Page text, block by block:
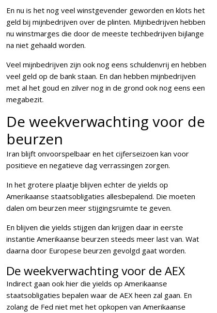
En nu is het nog veel winstgevender geworden en klots het
geld bij mijnbedrijven over de plinten. Mijnbedrijven hebben
nu winstmarges die door de meeste techbedrijven bijlange
na niet gehaald worden.
Veel mijnbedrijven zijn ook nog eens schuldenvrij en hebben
veel geld op de bank staan. En dan hebben mijnbedrijven
met al het goud en zilver nog in de grond ook nog eens een
megabezit.
De weekverwachting voor de
beurzen
Iran blijft onvoorspelbaar en het cijferseizoen kan voor
positieve en negatieve dag verrassingen zorgen.
In het grotere plaatje blijven echter de yields op
Amerikaanse staatsobligaties allesbepalend. Die moeten
dalen om beurzen meer stijgingsruimte te geven.
En blijven die yields stijgen dan krijgen daar in eerste
instantie Amerikaanse beurzen steeds meer last van. Wat
daarna door Europese beurzen gevolgd gaat worden.
De weekverwachting voor de AEX
Indirect gaan ook hier die yields op Amerikaanse
staatsobligaties bepalen waar de AEX heen zal gaan. En
zolang de Fed niet met het opkopen van Amerikaanse